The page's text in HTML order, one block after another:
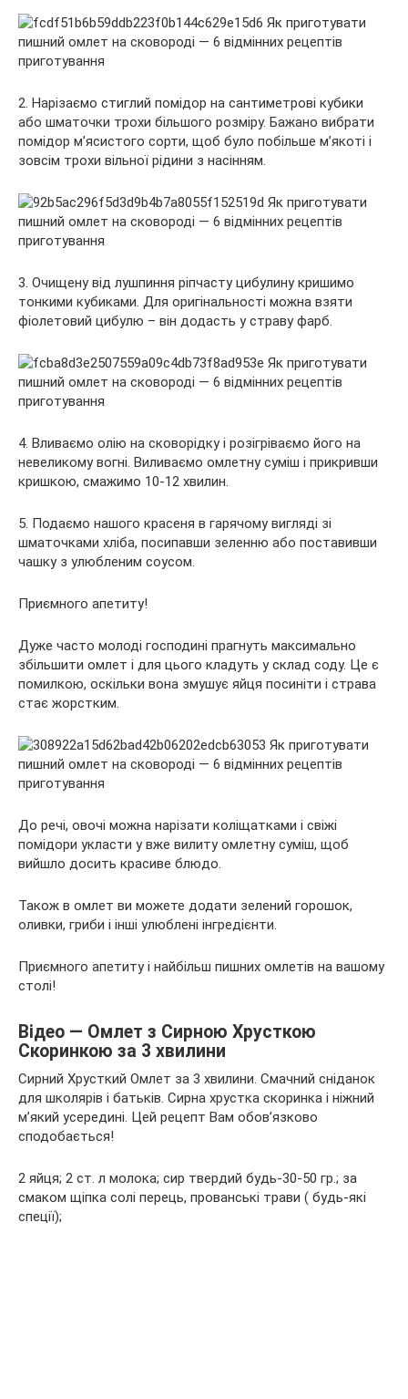
2. Нарізаємо стиглий помідор на сантиметрові кубики
або шматочки трохи більшого розміру. Бажано вибрати
помідор м’ясистого сорти, щоб було побільше м’якоті і
зовсім трохи вільної рідини з насінням.
3. Очищену від лушпиння ріпчасту цибулину кришимо
тонкими кубиками. Для оригінальності можна взяти
фіолетовий цибулю – він додасть у страву фарб.
4. Вливаємо олію на сковорідку і розігріваємо його на
невеликому вогні. Виливаємо омлетну суміш і прикривши
кришкою, смажимо 10-12 хвилин.
5. Подаємо нашого красеня в гарячому вигляді зі
шматочками хліба, посипавши зеленню або поставивши
чашку з улюбленим соусом.
Приємного апетиту!
Дуже часто молоді господині прагнуть максимально
збільшити омлет і для цього кладуть у склад соду. Це є
помилкою, оскільки вона змушує яйця посиніти і страва
стає жорстким.
До речі, овочі можна нарізати коліщатками і свіжі
помідори укласти у вже вилиту омлетну суміш, щоб
вийшло досить красиве блюдо.
Також в омлет ви можете додати зелений горошок,
оливки, гриби і інші улюблені інгредієнти.
Приємного апетиту і найбільш пишних омлетів на вашому
столі!
Відео — Омлет з Сирною Хрусткою
Скоринкою за 3 хвилини
Сирний Хрусткий Омлет за 3 хвилини. Смачний сніданок
для школярів і батьків. Сирна хрустка скоринка і ніжний
м’який усередині. Цей рецепт Вам обов’язково
сподобається!
2 яйця; 2 ст. л молока; сир твердий будь-30-50 гр.; за
смаком щіпка солі перець, прованські трави ( будь-які
спеції);